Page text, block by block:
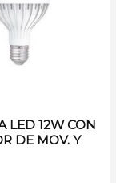
LED 12W CON
DE MOV. Y